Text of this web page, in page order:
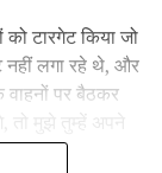
टारगेट किया जो
नहीं लगा रहे थे, और
पर बैठकर